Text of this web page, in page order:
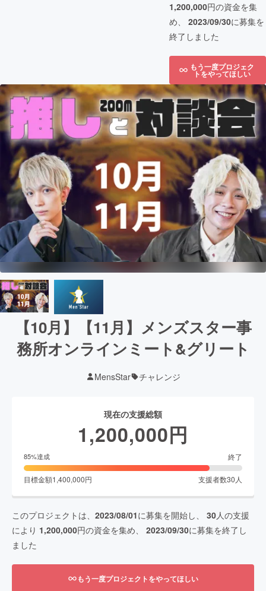
1,200,000円の資金を集
め、 2023/09/30に募集を
終了しました
もう一度プロジェク
トをやってほしい
【10月】【11月】メンズスター事
務所オンラインミート&グリート
MensStar チャレンジ
現在の支援総額
1,200,000円
85%達成 終了
目標金額1,400,000円 支援者数30 人
このプロジェクトは、 2023/08/01に募集を開始し、 30人の支援
により 1,200,000円の資金を集め、 2023/09/30に募集を終了し
ました
もう一度プロジェクトをやってほしい